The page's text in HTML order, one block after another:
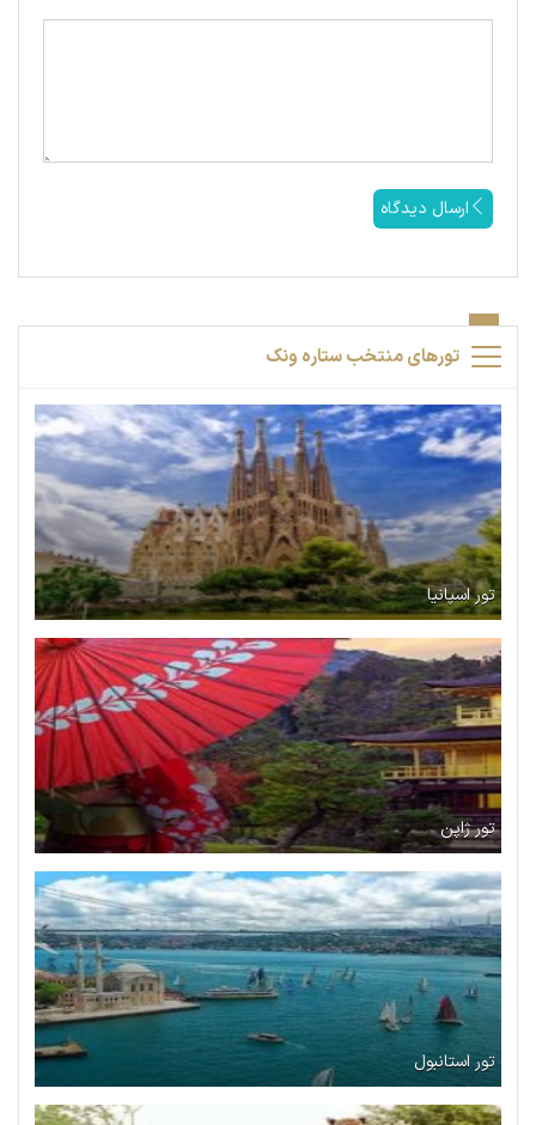
ارسال دیدگاه
تورهای منتخب ستاره ونک
تور اسپانیا
تور ژاپن
تور استانبول